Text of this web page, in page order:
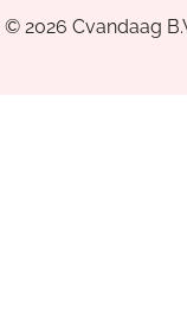
© 2026 Cvandaag